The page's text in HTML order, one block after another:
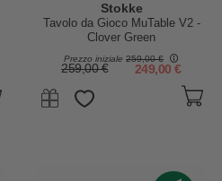
Stokke
Tavolo da Gioco MuTable V2 -
Clover Green
Prezzo iniziale 259,00 €
259,00 € 249,00 €